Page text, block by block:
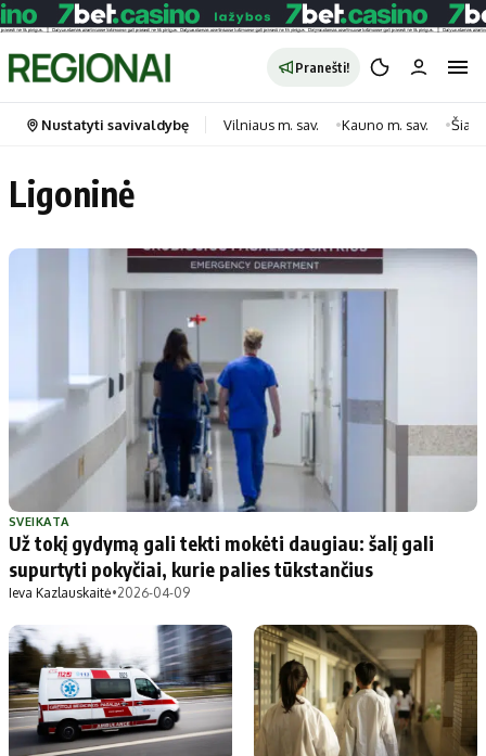
Pranešti!
Portalas
Pradinis puslapis
Lietuva
Pasaulis
Politika
Patarimai
Dirbtinis intelektas
Gineso rekordai
Transportas
Gyvenimas
Horoskopai
Laisvalaikis
Maistas
Sveikata
Technologijos
Indėlių palūkanos
Ekonomikos naujienos
Didžiosios savivaldybės
Vilniaus miesto
Kauno miesto
Klaipėdos miesto
Kitos savivaldybės
Druskininkų
Utenos rajono
Jonavos rajono
Nustatyti savivaldybę Vilniaus m. sav. Kauno m. sav.
Ligoninė
SVEIKATA
Už tokį gydymą gali tekti mokėti daugiau: šalį gali
supurtyti pokyčiai, kurie palies tūkstančius
Ieva Kazlauskaitė•2026-04-09